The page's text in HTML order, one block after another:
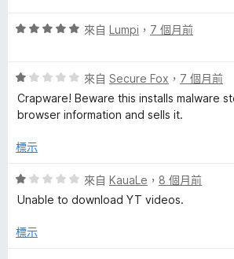
分
分
分
5
分
評
分
，
滿
5
來自 Lumpi ， 7 個月前
評
價
1
，
分
5
來自 Secure Fox ， 7 個月前
Crapware! Beware this installs malware
browser information and sells it.
標示
評
價
分
來自 KauaLe ， 8 個月前
Unable to download YT videos.
標示